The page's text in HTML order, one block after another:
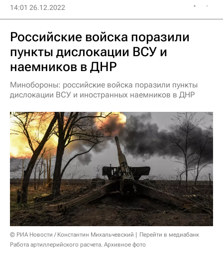
14:01 26.12.2022
Российские войска поразили
пункты дислокации ВСУ и
наемников в ДНР
Минобороны: российские войска поразили пункты
дислокации ВСУ и иностранных наемников в ДНР
© РИА Новости / Константин Михальчевский
Перейти в медиабанк
Работа артиллерийского расчета. Архивное фото